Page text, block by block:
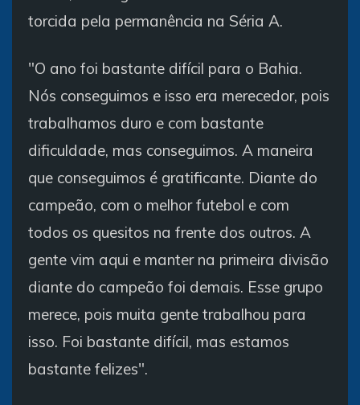
torcida pela permanência na Séria A.
"O ano foi bastante difícil para o Bahia.
Nós conseguimos e isso era merecedor, pois
trabalhamos duro e com bastante
dificuldade, mas conseguimos. A maneira
que conseguimos é gratificante. Diante do
campeão, com o melhor futebol e com
todos os quesitos na frente dos outros. A
gente vim aqui e manter na primeira divisão
diante do campeão foi demais. Esse grupo
merece, pois muita gente trabalhou para
isso. Foi bastante difícil, mas estamos
bastante felizes".